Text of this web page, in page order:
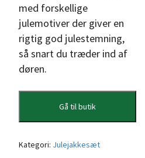
med forskellige
julemotiver der giver en
rigtig god julestemning,
så snart du træder ind af
døren.
Gå til butik
Kategori: Julejakkesæt